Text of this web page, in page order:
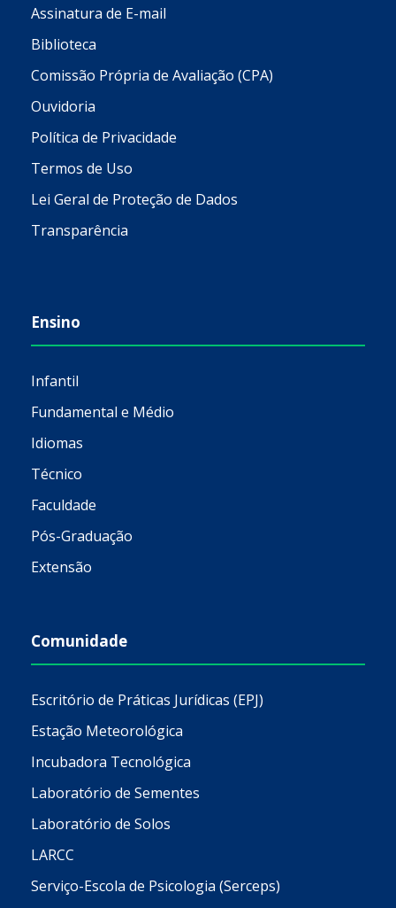
Assinatura de E-mail
Biblioteca
Comissão Própria de Avaliação (CPA)
Ouvidoria
Política de Privacidade
Termos de Uso
Lei Geral de Proteção de Dados
Transparência
Ensino
Infantil
Fundamental e Médio
Idiomas
Técnico
Faculdade
Pós-Graduação
Extensão
Comunidade
Escritório de Práticas Jurídicas (EPJ)
Estação Meteorológica
Incubadora Tecnológica
Laboratório de Sementes
Laboratório de Solos
LARCC
Serviço-Escola de Psicologia (Serceps)